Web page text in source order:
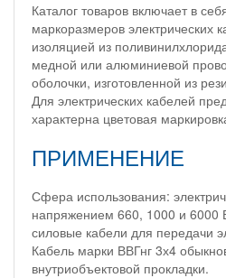
Каталог товаров включает в
маркоразмеров электрических
изоляцией из
медной или алюминиевой
оболочки, изготовленной из
Для электрических кабелей
характерна цветовая
ПРИМЕНЕНИЕ
Сфера использования:
напряжением 660, 1000 и 6000
силовые кабели для передачи
Кабель марки ВВГнг 3х4
внутриобъектовой прокладки.